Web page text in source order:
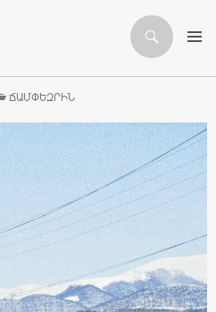
ՃԱՄՓԵԶՐԻՆ